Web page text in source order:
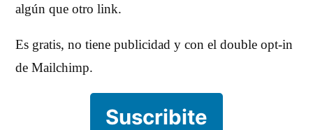
algún que otro link.
Es gratis, no tiene publicidad y con el double opt-in
de Mailchimp.
Suscribite